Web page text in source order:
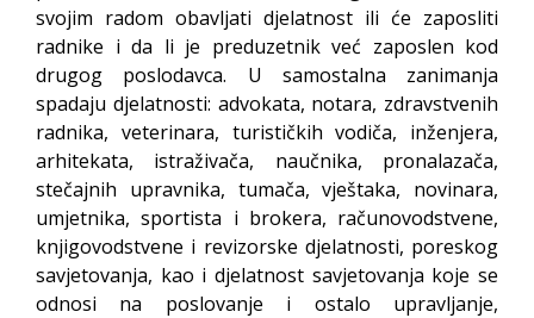
svojim radom obavljati djelatnost ili će zaposliti
radnike i da li je preduzetnik već zaposlen kod
drugog poslodavca. U samostalna zanimanja
spadaju djelatnosti: advokata, notara, zdravstvenih
radnika, veterinara, turističkih vodiča, inženjera,
arhitekata, istraživača, naučnika, pronalazača,
stečajnih upravnika, tumača, vještaka, novinara,
umjetnika, sportista i brokera, računovodstvene,
knjigovodstvene i revizorske djelatnosti, poreskog
savjetovanja, kao i djelatnost savjetovanja koje se
odnosi na poslovanje i ostalo upravljanje,